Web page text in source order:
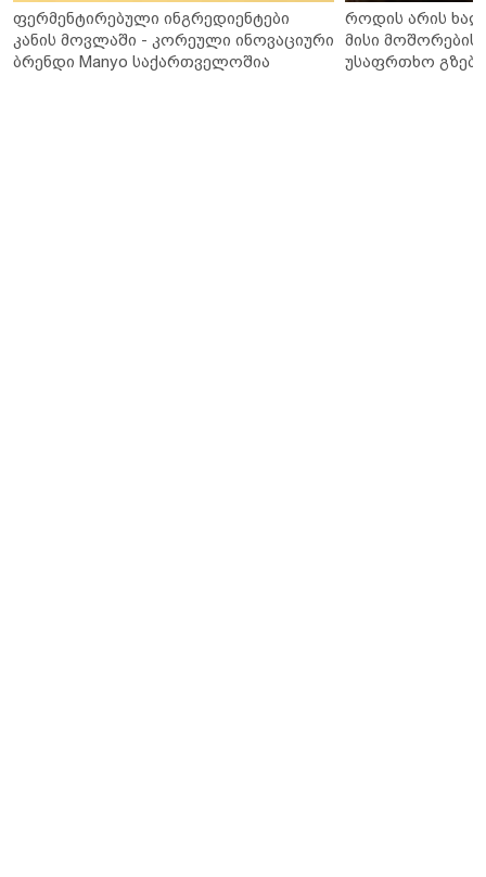
ფერმენტირებული ინგრედიენტები
კანის მოვლაში - კორეული ინოვაციური
ბრენდი Manyo საქართველოშია
როდის არის
მისი მოშორების
უსაფრთხო გზები